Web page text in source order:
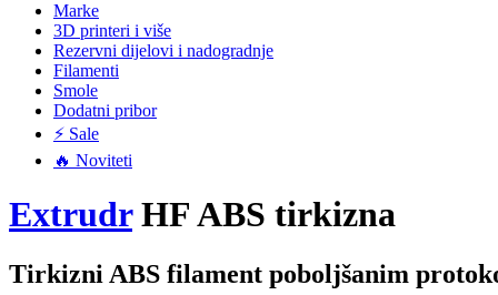
Marke
3D printeri i više
Rezervni dijelovi i nadogradnje
Filamenti
Smole
Dodatni pribor
⚡ Sale
🔥 Noviteti
ExtrudrHF ABS tirkizna
Tirkizni ABS filament poboljšanim